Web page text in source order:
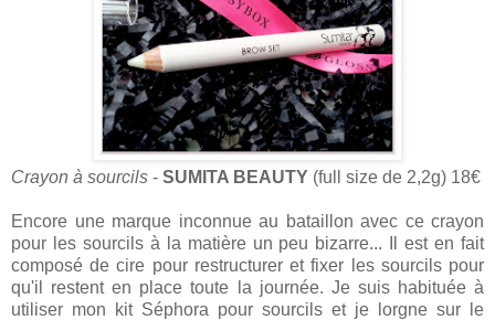
Crayon à sourcils - SUMITA BEAUTY (full size de 2,2g) 18€
Encore une marque inconnue au bataillon avec ce crayon
pour les sourcils à la matière un peu bizarre... Il est en fait
composé de cire pour restructurer et fixer les sourcils pour
qu'il restent en place toute la journée. Je suis habituée à
utiliser mon kit Séphora pour sourcils et je lorgne sur le